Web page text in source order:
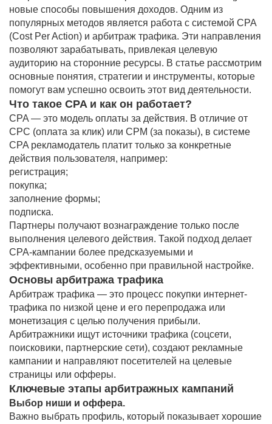
новые способы повышения доходов. Одним из
популярных методов является работа с системой CPA
(Cost Per Action) и арбитраж трафика. Эти направления
позволяют зарабатывать, привлекая целевую
аудиторию на сторонние ресурсы. В статье рассмотрим
основные понятия, стратегии и инструменты, которые
помогут вам успешно освоить этот вид деятельности.
Что такое CPA и как он работает?
CPA — это модель оплаты за действия. В отличие от
CPC (оплата за клик) или CPM (за показы), в системе
CPA рекламодатель платит только за конкретные
действия пользователя, например:
регистрация;
покупка;
заполнение формы;
подписка.
Партнеры получают вознаграждение только после
выполнения целевого действия. Такой подход делает
CPA-кампании более предсказуемыми и
эффективными, особенно при правильной настройке.
Основы арбитража трафика
Арбитраж трафика — это процесс покупки интернет-
трафика по низкой цене и его перепродажа или
монетизация с целью получения прибыли.
Арбитражники ищут источники трафика (соцсети,
поисковики, партнерские сети), создают рекламные
кампании и направляют посетителей на целевые
страницы или офферы.
Ключевые этапы арбитражных кампаний
Выбор ниши и оффера.
Важно выбрать профиль, который показывает хорошие